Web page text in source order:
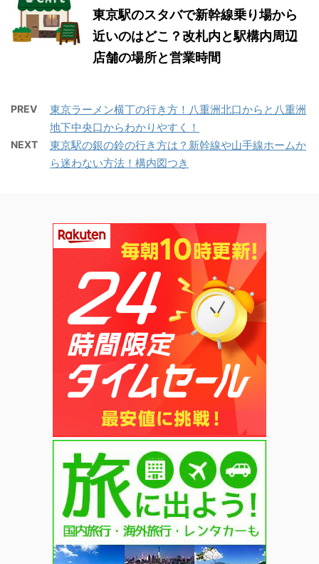
東京駅のスタバで新幹線乗り場から
近いのはどこ？改札内と駅構内周辺
店舗の場所と営業時間
PREV
東京ラーメン横丁の行き方！八重洲北口からと八重洲
地下中央口からわかりやすく！
NEXT
東京駅の銀の鈴の行き方は？新幹線や山手線ホームか
ら迷わない方法！構内図つき